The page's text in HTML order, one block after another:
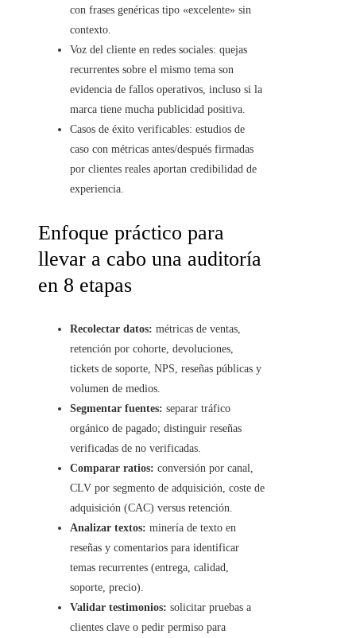
con frases genéricas tipo «excelente» sin
contexto.
Voz del cliente en redes sociales: quejas
recurrentes sobre el mismo tema son
evidencia de fallos operativos, incluso si la
marca tiene mucha publicidad positiva.
Casos de éxito verificables: estudios de
caso con métricas antes/después firmadas
por clientes reales aportan credibilidad de
experiencia.
Enfoque práctico para
llevar a cabo una auditoría
en 8 etapas
Recolectar datos: métricas de ventas,
retención por cohorte, devoluciones,
tickets de soporte, NPS, reseñas públicas y
volumen de medios.
Segmentar fuentes: separar tráfico
orgánico de pagado; distinguir reseñas
verificadas de no verificadas.
Comparar ratios: conversión por canal,
CLV por segmento de adquisición, coste de
adquisición (CAC) versus retención.
Analizar textos: minería de texto en
reseñas y comentarios para identificar
temas recurrentes (entrega, calidad,
soporte, precio).
Validar testimonios: solicitar pruebas a
clientes clave o pedir permiso para